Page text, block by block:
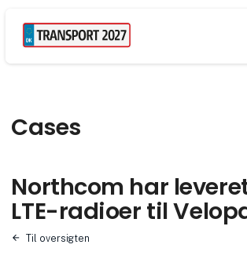
Cases
Northcom har
LTE-radioer til
Til oversigten